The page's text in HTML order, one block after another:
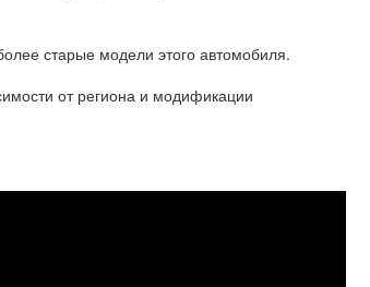
старые модели этого автомобиля.
от региона и модификации